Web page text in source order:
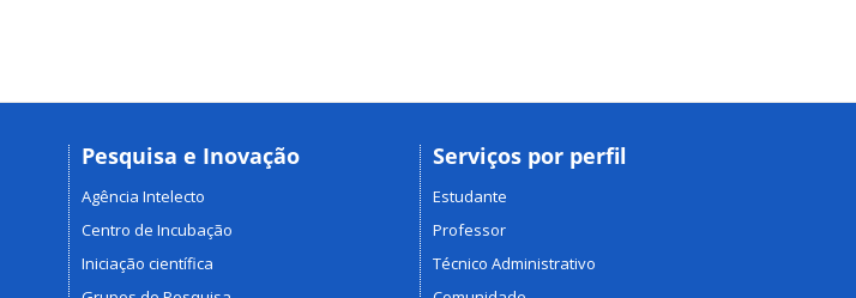
Pesquisa e Inovação
Agência Intelecto
Centro de Incubação
Iniciação científica
Serviços por perfil
Estudante
Professor
Técnico Administrativo